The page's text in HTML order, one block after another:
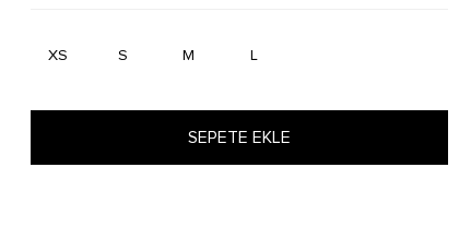
XS S M L
SEPETE EKLE